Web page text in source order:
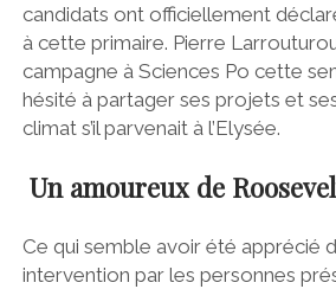
candidats ont officiellement
à cette primaire. Pierre
campagne à Sciences Po cette
hésité à partager ses projets et
climat s’il parvenait à l’Elysée.
Un amoureux de
Ce qui semble avoir été apprécié
intervention par les personnes